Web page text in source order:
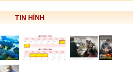
TIN HÌNH